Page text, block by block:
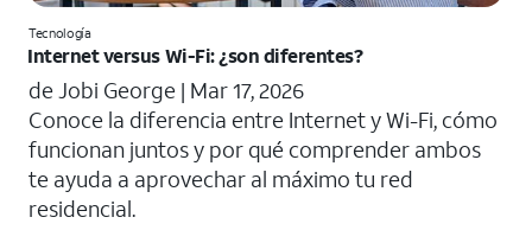
Tecnología
Internet versus Wi-Fi: ¿son diferentes?
de Jobi George | Mar 17, 2026
Conoce la diferencia entre Internet y Wi-Fi, cómo
funcionan juntos y por qué comprender ambos
te ayuda a aprovechar al máximo tu red
residencial.